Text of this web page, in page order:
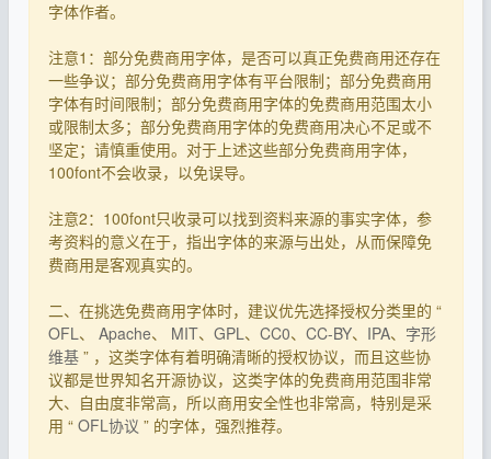
字体作者。
注意1：部分免费商用字体，是否可以真正免费商用还存在
一些争议；部分免费商用字体有平台限制；部分免费商用
字体有时间限制；部分免费商用字体的免费商用范围太小
或限制太多；部分免费商用字体的免费商用决心不足或不
坚定；请慎重使用。对于上述这些部分免费商用字体，
100font不会收录，以免误导。
注意2：100font只收录可以找到资料来源的事实字体，参
考资料的意义在于，指出字体的来源与出处，从而保障免
费商用是客观真实的。
二、在挑选免费商用字体时，建议优先选择授权分类里的 “
OFL、 Apache、 MIT、 GPL、 CC0、 CC-BY、 IPA、 字形
维基 ” ，这类字体有着明确清晰的授权协议，而且这些协
议都是世界知名开源协议，这类字体的免费商用范围非常
大、自由度非常高，所以商用安全性也非常高，特别是采
用 “ OFL协议 ” 的字体，强烈推荐。